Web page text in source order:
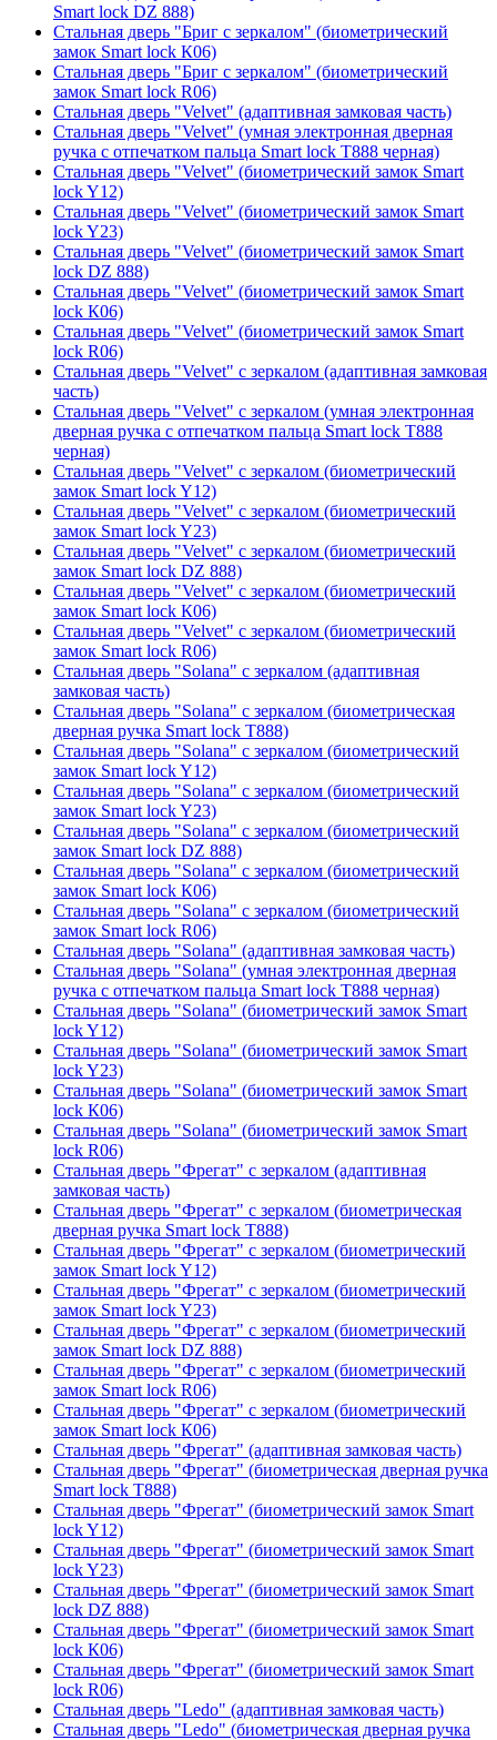
Smart lock DZ 888)
Стальная дверь "Бриг с зеркалом" (биометрический
замок Smart lock К06)
Стальная дверь "Бриг с зеркалом" (биометрический
замок Smart lock R06)
Стальная дверь "Velvet" (адаптивная замковая часть)
Стальная дверь "Velvet" (умная электронная дверная
ручка с отпечатком пальца Smart lock T888 черная)
Стальная дверь "Velvet" (биометрический замок Smart
lock Y12)
Стальная дверь "Velvet" (биометрический замок Smart
lock Y23)
Стальная дверь "Velvet" (биометрический замок Smart
lock DZ 888)
Стальная дверь "Velvet" (биометрический замок Smart
lock К06)
Стальная дверь "Velvet" (биометрический замок Smart
lock R06)
Стальная дверь "Velvet" с зеркалом (адаптивная замковая
часть)
Стальная дверь "Velvet" с зеркалом (умная электронная
дверная ручка с отпечатком пальца Smart lock T888
черная)
Стальная дверь "Velvet" с зеркалом (биометрический
замок Smart lock Y12)
Стальная дверь "Velvet" с зеркалом (биометрический
замок Smart lock Y23)
Стальная дверь "Velvet" с зеркалом (биометрический
замок Smart lock DZ 888)
Стальная дверь "Velvet" с зеркалом (биометрический
замок Smart lock К06)
Стальная дверь "Velvet" с зеркалом (биометрический
замок Smart lock R06)
Стальная дверь "Solana" с зеркалом (адаптивная
замковая часть)
Стальная дверь "Solana" с зеркалом (биометрическая
дверная ручка Smart lock T888)
Стальная дверь "Solana" с зеркалом (биометрический
замок Smart lock Y12)
Стальная дверь "Solana" с зеркалом (биометрический
замок Smart lock Y23)
Стальная дверь "Solana" с зеркалом (биометрический
замок Smart lock DZ 888)
Стальная дверь "Solana" с зеркалом (биометрический
замок Smart lock К06)
Стальная дверь "Solana" с зеркалом (биометрический
замок Smart lock R06)
Стальная дверь "Solana" (адаптивная замковая часть)
Стальная дверь "Solana" (умная электронная дверная
ручка с отпечатком пальца Smart lock T888 черная)
Стальная дверь "Solana" (биометрический замок Smart
lock Y12)
Стальная дверь "Solana" (биометрический замок Smart
lock Y23)
Стальная дверь "Solana" (биометрический замок Smart
lock К06)
Стальная дверь "Solana" (биометрический замок Smart
lock R06)
Стальная дверь "Фрегат" с зеркалом (адаптивная
замковая часть)
Стальная дверь "Фрегат" с зеркалом (биометрическая
дверная ручка Smart lock T888)
Стальная дверь "Фрегат" с зеркалом (биометрический
замок Smart lock Y12)
Стальная дверь "Фрегат" с зеркалом (биометрический
замок Smart lock Y23)
Стальная дверь "Фрегат" с зеркалом (биометрический
замок Smart lock DZ 888)
Стальная дверь "Фрегат" с зеркалом (биометрический
замок Smart lock R06)
Стальная дверь "Фрегат" с зеркалом (биометрический
замок Smart lock К06)
Стальная дверь "Фрегат" (адаптивная замковая часть)
Стальная дверь "Фрегат" (биометрическая дверная ручка
Smart lock T888)
Стальная дверь "Фрегат" (биометрический замок Smart
lock Y12)
Стальная дверь "Фрегат" (биометрический замок Smart
lock Y23)
Стальная дверь "Фрегат" (биометрический замок Smart
lock DZ 888)
Стальная дверь "Фрегат" (биометрический замок Smart
lock К06)
Стальная дверь "Фрегат" (биометрический замок Smart
lock R06)
Стальная дверь "Ledo" (адаптивная замковая часть)
Стальная дверь "Ledo" (биометрическая дверная ручка